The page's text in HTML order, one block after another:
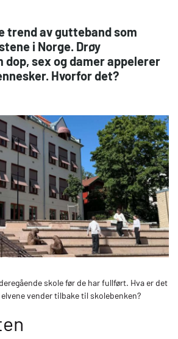
trend av gutteband som
i Norge. Drøy
dop, sex og damer appelerer
Hvorfor det?
skole før de har fullført. Hva er det
vender tilbake til skolebenken?